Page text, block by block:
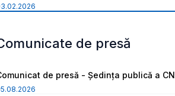
de presă
de presă - Ședința publică a